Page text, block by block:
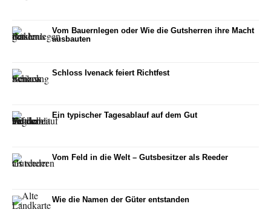
Vom Bauernlegen oder Wie die Gutsherren ihre Macht
ausbauten
Schloss Ivenack feiert Richtfest
Ein typischer Tagesablauf auf dem Gut
Vom Feld in die Welt – Gutsbesitzer als Reeder
Wie die Namen der Güter entstanden